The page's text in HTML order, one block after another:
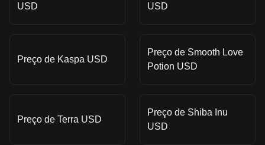
USD
USD
Preço de Kaspa USD
Preço de Smooth Love
Potion USD
Preço de Terra USD
Preço de Shiba Inu
USD